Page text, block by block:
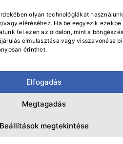
olyan technológiákat
vagy eléréséhez. Ha beleegyezik
fel ezen az oldalon, mint a
elmulasztása vagy visszavonása
érinthet.
Elfogadás
Megtagadás
Beállítások megtekintése